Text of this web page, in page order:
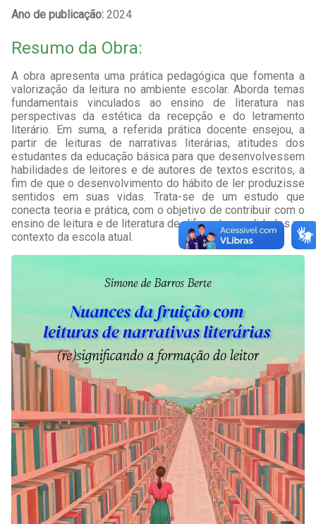
Ano de publicação: 2024
Resumo da Obra:
A obra apresenta uma prática pedagógica que fomenta a
valorização da leitura no ambiente escolar. Aborda temas
fundamentais vinculados ao ensino de literatura nas
perspectivas da estética da recepção e do letramento
literário. Em suma, a referida prática docente ensejou, a
partir de leituras de narrativas literárias, atitudes dos
estudantes da educação básica para que desenvolvessem
habilidades de leitores e de autores de textos escritos, a
fim de que o desenvolvimento do hábito de ler produzisse
sentidos em suas vidas. Trata-se de um estudo que
conecta teoria e prática, com o objetivo de contribuir com o
ensino de leitura e de literatura de diferentes realidades no
contexto da escola atual.